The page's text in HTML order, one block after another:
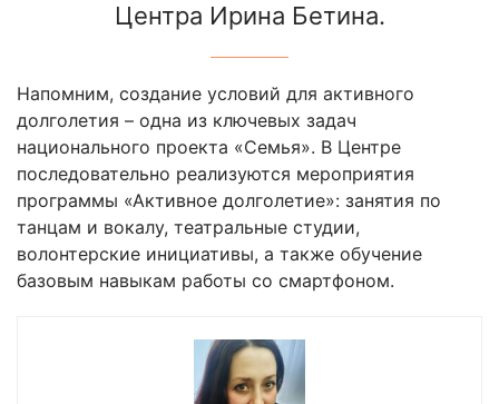
Центра Ирина Бетина.
Напомним, создание условий для активного
долголетия – одна из ключевых задач
национального проекта «Семья». В Центре
последовательно реализуются мероприятия
программы «Активное долголетие»: занятия по
танцам и вокалу, театральные студии,
волонтерские инициативы, а также обучение
базовым навыкам работы со смартфоном.